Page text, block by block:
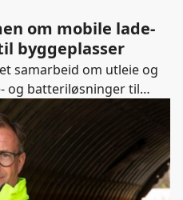
om mobile lade-
byggeplasser
samarbeid om utleie og
og batteriløsninger til